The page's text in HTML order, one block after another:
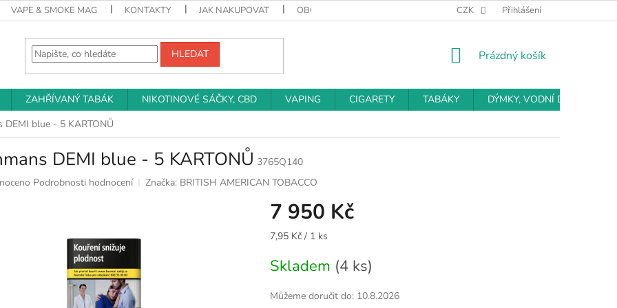
VAPE & SMOKE MAG KONTAKTY JAK NAKUPOVAT OBCHODNÍ PODMÍNKY PODMÍNKY OCHRANY OSOBNÍCH ÚDAJŮ
CZK Přihlášení
HLEDAT
NÁKUPNÍ
Prázdný košík
ZAHŘÍVANÝ TABÁK NIKOTINOVÉ SÁČKY, CBD VAPING CIGARETY TABÁKY
DÝMKY, VODNÍ DÝMKY
DEMI blue - 5 KARTONŮ
DEMI blue - 5 KARTONŮ 3765Q140
Podrobnosti hodnocení Značka: BRITISH AMERICAN TOBACCO
7 950 Kč
Měrná
7,95 Kč / 1 ks
Skladem (4 ks)
Můžeme doručit do: 10.8.2026